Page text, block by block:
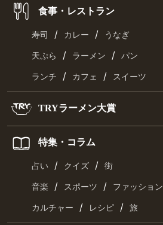
食事・レストラン
寿司 / カレー / うなぎ
天ぷら / ラーメン / パン
ランチ / カフェ / スイーツ
TRYラーメン大賞
特集・コラム
占い / クイズ / 街
音楽 / スポーツ / ファッション
カルチャー / レシピ / 旅